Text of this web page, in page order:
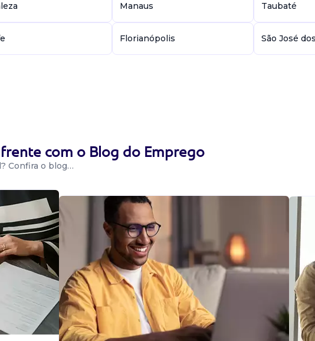
Manaus Taubaté
Florianópolis São José
com o Blog do Emprego
Confira o blog…